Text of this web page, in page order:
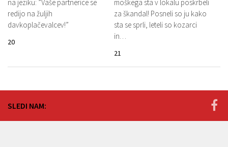
na jeziku: ”Vaše partnerice se
redijo na žuljih
davkoplačevalcev!”
20
moškega sta v lokalu poskrbeli
za škandal! Posneli so ju kako
sta se sprli, leteli so kozarci
in…
21
SLEDI NAM: